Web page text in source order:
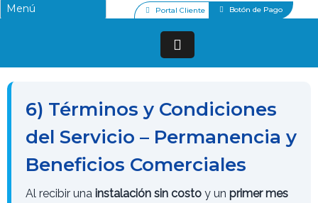
Portal Cliente Botón de Pago
6) Términos y Condiciones
del Servicio – Permanencia y
Beneficios Comerciales
Al recibir una instalación sin costo y un primer mes